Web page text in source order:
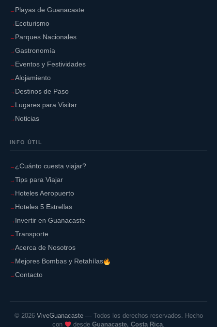
Playas de Guanacaste
Ecoturismo
Parques Nacionales
Gastronomía
Eventos y Festividades
Alojamiento
Destinos de Paso
Lugares para Visitar
Noticias
INFO ÚTIL
¿Cuánto cuesta viajar?
Tips para Viajar
Hoteles Aeropuerto
Hoteles 5 Estrellas
Invertir en Guanacaste
Transporte
Acerca de Nosotros
Mejores Bombas y Retahílas
Contacto
© 2026 ViveGuanacaste— Todos los derechos reservados. Hecho
con
desdeGuanacaste, Costa Rica